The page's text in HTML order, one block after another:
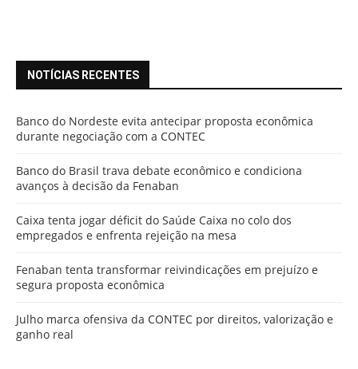
NOTÍCIAS RECENTES
Banco do Nordeste evita antecipar proposta econômica
durante negociação com a CONTEC
Banco do Brasil trava debate econômico e condiciona
avanços à decisão da Fenaban
Caixa tenta jogar déficit do Saúde Caixa no colo dos
empregados e enfrenta rejeição na mesa
Fenaban tenta transformar reivindicações em prejuízo e
segura proposta econômica
Julho marca ofensiva da CONTEC por direitos, valorização e
ganho real